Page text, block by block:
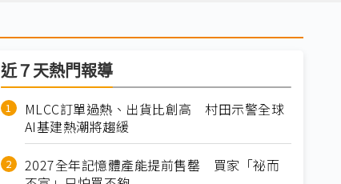
近７天熱門報導
MLCC訂單過熱、出貨比創高 村田示警全球
AI基建熱潮將趨緩
2027全年記憶體產能提前售罄 買家「祕而